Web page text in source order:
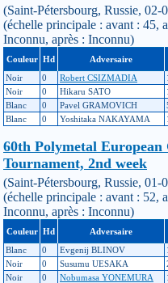
(Saint-Pétersbourg, Russie,
(échelle principale : avant : 45,
Inconnu, après : Inconnu)
Couleur Hd Adversaire
Noir
0 Robert CSIZMADIA
Noir
0 Hikaru SATO
Blanc
0 Pavel GRAMOVICH
Blanc
0 Yoshitaka NAKAYAMA
60th Polymetal European
Tournament, 2nd week
(Saint-Pétersbourg, Russie,
(échelle principale : avant : 52,
Inconnu, après : Inconnu)
Couleur Hd Adversaire
Blanc
0 Evgenij BLINOV
Noir
0 Susumu UESAKA
Noir
0 Nobumasa YONEMURA